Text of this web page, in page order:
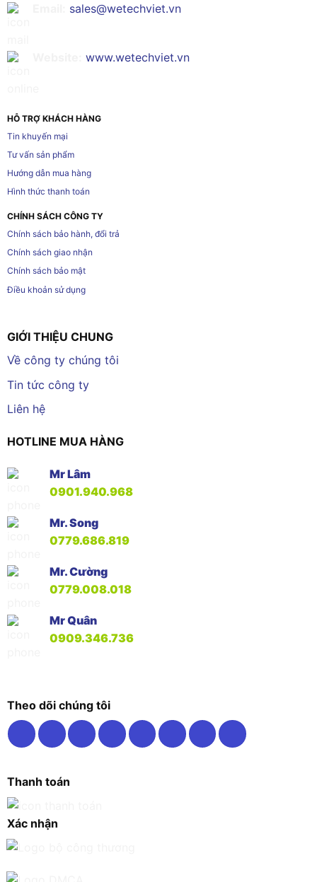
sales@wetechviet.vn
www.wetechviet.vn
HỖ TRỢ KHÁCH HÀNG
Tin khuyến mại
Tư vấn sản phẩm
Hướng dẫn mua hàng
Hình thức thanh toán
CHÍNH SÁCH CÔNG TY
Chính sách bảo hành, đổi trả
Chính sách giao nhận
Chính sách bảo mật
Điều khoản sử dụng
GIỚI THIỆU CHUNG
Về công ty chúng tôi
Tin tức công ty
Liên hệ
HOTLINE MUA HÀNG
Mr Lâm
0901.940.968
Mr. Song
0779.686.819
Mr. Cường
0779.008.018
Mr Quân
0909.346.736
Theo dõi chúng tôi
Thanh toán
Xác nhận